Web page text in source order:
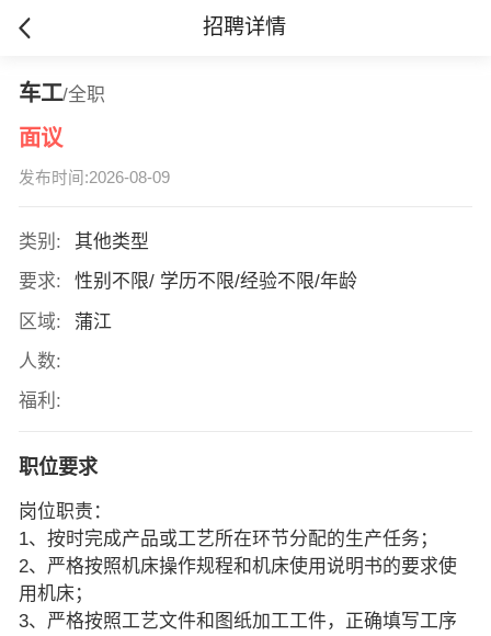
招聘详情
车工/全职
面议
发布时间:2026-08-09
类别:
其他类型
要求:
性别不限/ 学历不限/经验不限/年龄
区域:
蒲江
人数:
福利:
职位要求
岗位职责：
1、按时完成产品或工艺所在环节分配的生产任务；
2、严格按照机床操作规程和机床使用说明书的要求使
用机床；
3、严格按照工艺文件和图纸加工工件，正确填写工序